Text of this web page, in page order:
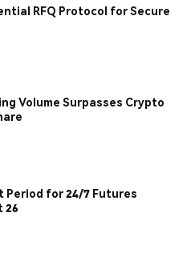
RFQ Protocol for Secure
Volume Surpasses Crypto
Period for 24/7 Futures
26